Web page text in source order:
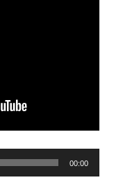
00:00